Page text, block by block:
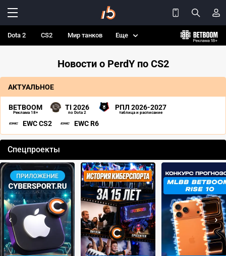
Dota 2 CS2 Мир танков Еще
Новости о PerdY по CS2
АКТУАЛЬНОЕ
BETBOOM
Реклама 18+
TI 2026
по Dota 2
РПЛ 2026-2027
таблица и расписание
EWC CS2 EWC R6
Спецпроекты
‹ ›